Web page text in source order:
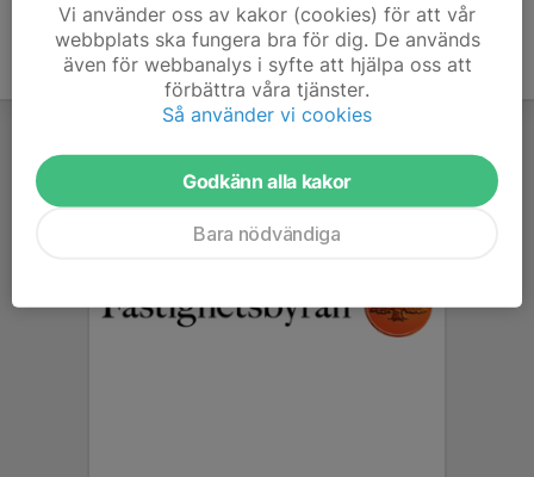
Vi använder oss av kakor (cookies) för att vår
webbplats ska fungera bra för dig. De används
även för webbanalys i syfte att hjälpa oss att
förbättra våra tjänster.
Så använder vi cookies
Godkänn alla kakor
Bara nödvändiga